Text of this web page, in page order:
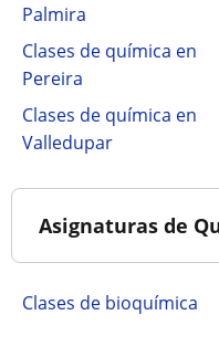
Palmira
Clases de química en
Pereira
Clases de química en
Valledupar
Asignaturas de
Clases de bioquímica